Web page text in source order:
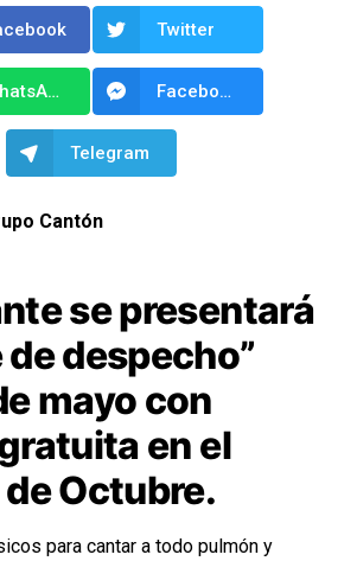
Twitter
WhatsApp Facebook Messenger
Telegram
Cantón
se presentará
de despecho”
mayo con
en el
Octubre.
para cantar a todo pulmón y